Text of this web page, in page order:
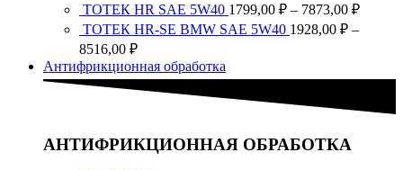
1714,00 ₽
–
ТОТЕК HR SAE 5W40 1799,00 ₽ – 7873,00 ₽
ТОТЕК HR-SE BMW SAE 5W40 1928,00 ₽ –
8516,00 ₽Диапазон
цен:
1928,00 ₽
Антифрикционная обработка
АНТИФРИКЦИОННАЯ ОБРАБОТКА